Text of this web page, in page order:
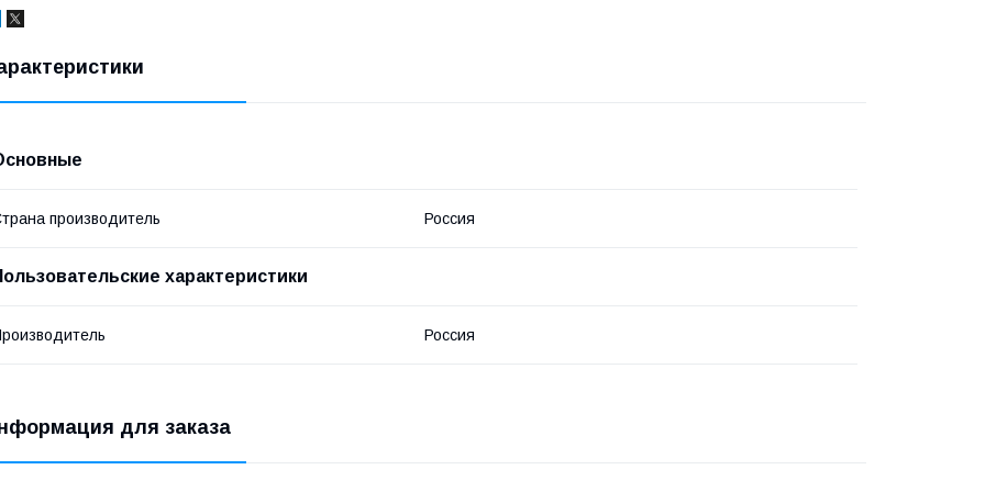
производитель Россия
характеристики
Россия
для заказа